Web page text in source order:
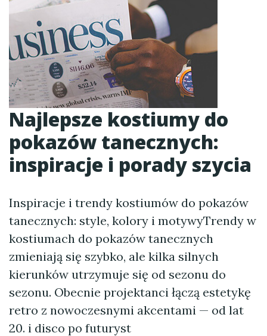
Najlepsze kostiumy do
pokazów tanecznych:
inspiracje i porady szycia
Inspiracje i trendy kostiumów do pokazów
tanecznych: style, kolory i motywyTrendy w
kostiumach do pokazów tanecznych
zmieniają się szybko, ale kilka silnych
kierunków utrzymuje się od sezonu do
sezonu. Obecnie projektanci łączą estetykę
retro z nowoczesnymi akcentami — od lat
20. i disco po futuryst